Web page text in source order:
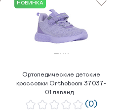
НОВИНКА
Ортопедические детские
кроссовки Orthoboom 37037-
01 лаванд...
(0)